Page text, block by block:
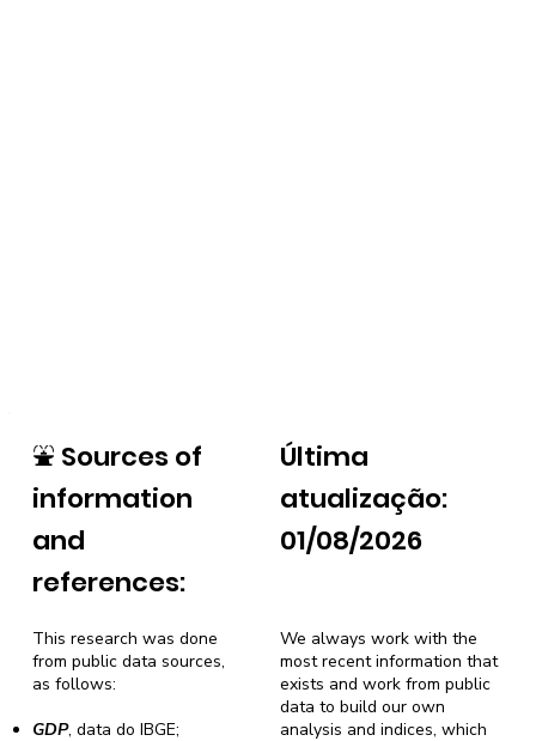
⛲ Sources of
information
and
references:
Última
atualização:
01/08/2026
We always work with the
most recent information that
exists and work from public
data to build our own
analysis and indices, which
This research was done
from public data sources,
as follows:
GDP, data do IBGE;